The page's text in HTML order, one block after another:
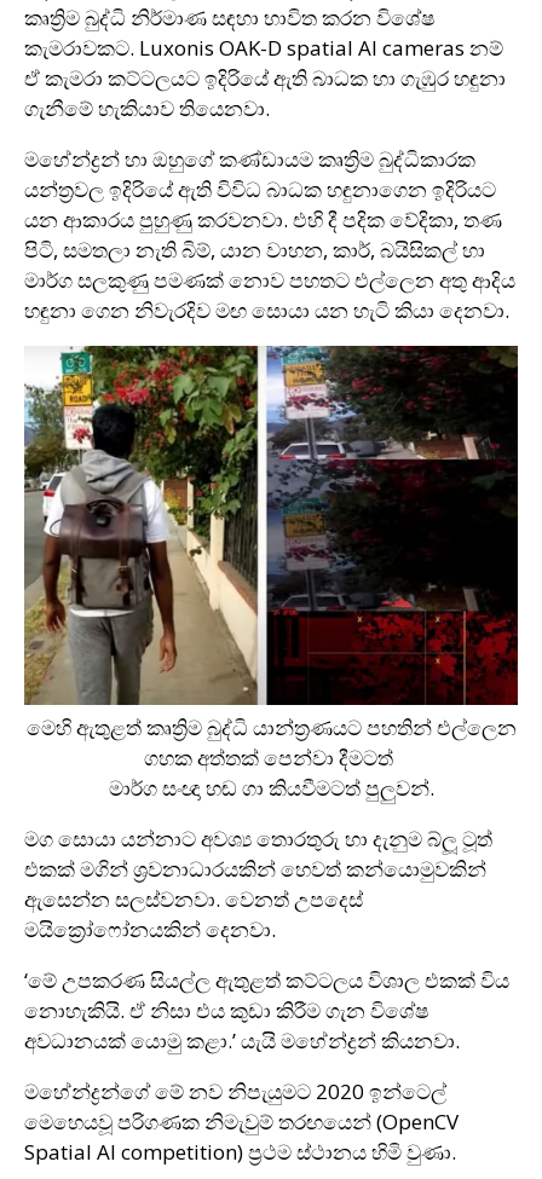
කෘත්‍රිම බුද්ධි නිර්මාණ සඳහා භාවිත කරන විශේෂ
කැමරාවකට. Luxonis OAK-D spatial AI cameras නම්
ඒ කැමරා කට්ටලයට ඉදිරියේ ඇති බාධක හා ගැඹුර හඳුනා
ගැනීමේ හැකියාව තියෙනවා.
මහේන්ද්‍රන් හා ඔහුගේ කණ්ඩායම කෘත්‍රිම බුද්ධිකාරක
යන්ත්‍රවල ඉදිරියේ ඇති විවිධ බාධක හඳුනා‍‍ගෙන ඉදිරියට
යන ආකාරය පුහුණු කරවනවා. එහි දී පදික වේදිකා, තණ
පිටි, සමතලා නැති බිම්, යාන වාහන, කාර්, ‍බයිසිකල් හා
මාර්ග සලකුණු පමණක් නොව පහතට එල්ලෙන අතු ආදිය
හඳුනා ගෙන නිවැරදිව මඟ සොයා යන හැටි කියා දෙනවා.
මෙහි ඇතුළත් කෘත්‍රිම බුද්ධි යාන්ත්‍රණයට පහතින් එල්ලෙන
ගහක අත්තක් පෙන්වා දීමටත්
මාර්ග සංඥා හඬ ගා කියවීමටත් පුලුවන්.
මග සොයා යන්නාට අවශ්‍ය තොරතුරු හා දැනුම බ්ලූ ටූත්
එකක් මගින් ශ්‍රවනාධාරයකින් හෙවත් කන්යොමුවකින්
ඇ‍සෙන්න සලස්වනවා. වෙනත් උපදෙස්
මයික්‍රෝ‍ෆෝනයකින් දෙනවා.
‘මේ උපකරණ සියල්ල ඇතුළත් කට්ටලය විශාල එකක් විය
නොහැකියි. ඒ නිසා එය කුඩා කිරීම ගැන විශේෂ
අවධානයක් යොමු කළා.’ යැයි මහේන්ද්‍රන් කියනවා.
මහේන්ද්‍රන්ගේ මේ නව නිපැයුමට 2020 ඉන්ටෙල්
මෙහෙයවූ පරිගණක නිමැවුම් තරඟ‍යෙන් (OpenCV
Spatial AI competition) ප්‍රථම ස්ථානය හිමි වුණා.